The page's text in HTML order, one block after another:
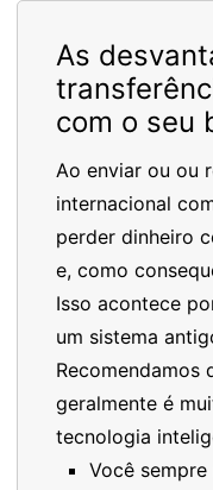
As
com o seu
Ao enviar ou ou
internacional
perder dinheiro
e, como
Isso acontece
um sistema
Recomendamos
geralmente é
tecnologia
Você